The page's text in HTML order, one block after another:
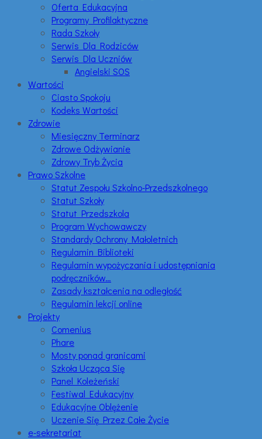
Oferta Edukacyjna
Programy Profilaktyczne
Rada Szkoły
Serwis Dla Rodziców
Serwis Dla Uczniów
Angielski SOS
Wartości
Ciasto Spokoju
Kodeks Wartości
Zdrowie
Miesięczny Terminarz
Zdrowe Odżywianie
Zdrowy Tryb Życia
Prawo Szkolne
Statut Zespołu Szkolno-Przedszkolnego
Statut Szkoły
Statut Przedszkola
Program Wychowawczy
Standardy Ochrony Małoletnich
Regulamin Biblioteki
Regulamin wypożyczania i udostępniania
podręczników…
Zasady kształcenia na odległość
Regulamin lekcji online
Projekty
Comenius
Phare
Mosty ponad granicami
Szkoła Ucząca Się
Panel Koleżeński
Festiwal Edukacyjny
Edukacyjne Oblężenie
Uczenie Się Przez Całe Życie
e-sekretariat